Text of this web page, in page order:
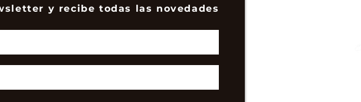
y recibe todas las novedades